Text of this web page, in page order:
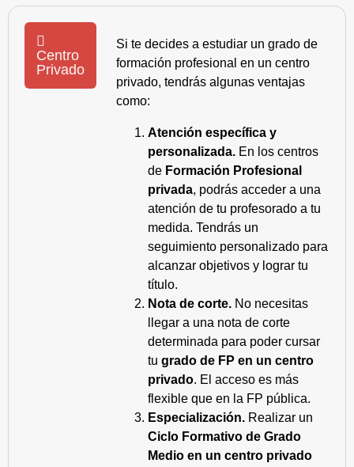
Centro
Privado
Si te decides a estudiar un grado de
formación profesional en un centro
privado, tendrás algunas ventajas
como:
Atención específica y
personalizada. En los centros
de Formación Profesional
privada, podrás acceder a una
atención de tu profesorado a tu
medida. Tendrás un
seguimiento personalizado para
alcanzar objetivos y lograr tu
título.
Nota de corte. No necesitas
llegar a una nota de corte
determinada para poder cursar
tu grado de FP en un centro
privado. El acceso es más
flexible que en la FP pública.
Especialización. Realizar un
Ciclo Formativo de Grado
Medio en un centro privado